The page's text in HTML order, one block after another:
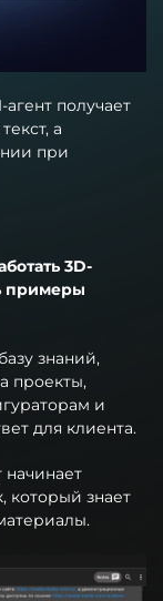
получает
а
при
3D-
примеры
знаний,
проекты,
и
для клиента.
начинает
который знает